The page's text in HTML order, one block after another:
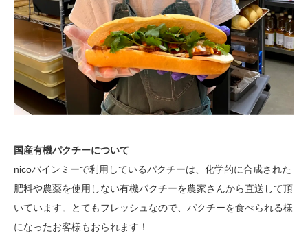
国産有機パクチーについて
nicoバインミーで利用しているパクチーは、化学的に合成された
肥料や農薬を使用しない有機パクチーを農家さんから直送して頂
いています。とてもフレッシュなので、パクチーを食べられる様
になったお客様もおられます！